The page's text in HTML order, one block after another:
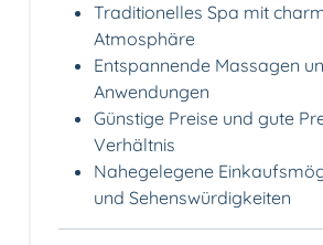
Traditionelles Spa mit
Atmosphäre
Entspannende Massagen
Anwendungen
Günstige Preise und gute
Verhältnis
Nahegelegene
und Sehenswürdigkeiten